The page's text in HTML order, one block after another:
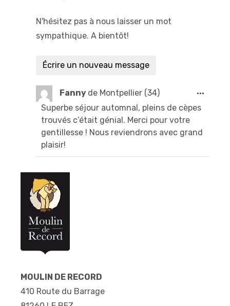
N'hésitez pas à nous laisser un mot
sympathique. A bientôt!
Fanny de Montpellier (34)
Superbe séjour automnal, pleins de cèpes
trouvés c’était génial. Merci pour votre
gentillesse ! Nous reviendrons avec grand
plaisir!
...
MOULIN DE RECORD
410 Route du Barrage